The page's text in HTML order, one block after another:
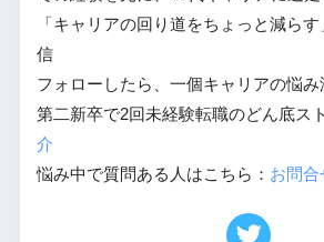
「キャリアの回り道をちょっと減ら
信
フォローしたら、一個キャリアの悩み
第二新卒で2回未経験転職のどん底ス
介
悩み中で質問ある人はこちら： お問合